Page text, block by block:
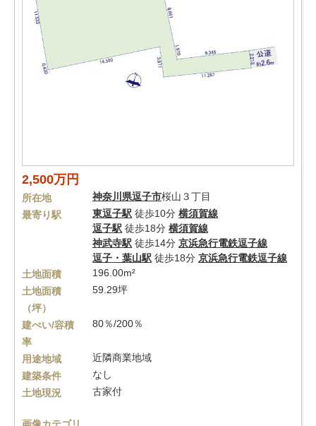
2,500万円
所在地 神奈川県逗子市桜山３丁目
最寄り駅
東逗子駅 徒歩10分 横須賀線
逗子駅 徒歩18分 横須賀線
神武寺駅 徒歩14分 京浜急行電鉄逗子線
逗子・葉山駅 徒歩18分 京浜急行電鉄逗子線
土地面積
196.00m²
土地面積
（坪）
59.29坪
建ぺい/容積
率
80％/200％
用途地域
近隣商業地域
建築条件
なし
土地現況
古家付